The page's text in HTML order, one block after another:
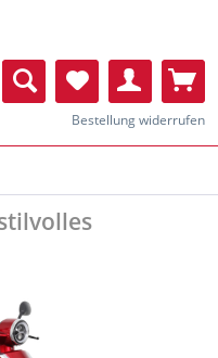
Bestellung widerrufen